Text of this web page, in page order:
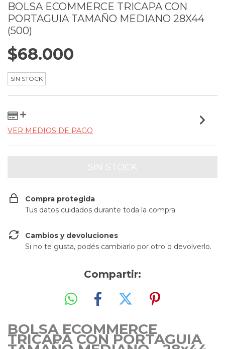
BOLSA ECOMMERCE TRICAPA CON
PORTAGUIA TAMAÑO MEDIANO 28X44
(500)
$68.000
SIN STOCK
VER MEDIOS DE PAGO
Compra protegida
Tus datos cuidados durante toda la compra.
Cambios y devoluciones
Si no te gusta, podés cambiarlo por otro o devolverlo.
Compartir:
BOLSA ECOMMERCE
TRICAPA CON PORTAGUIA